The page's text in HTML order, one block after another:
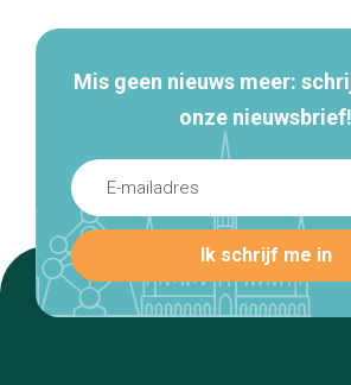
Mis geen nieuws meer:
onze nieuwsbrief!